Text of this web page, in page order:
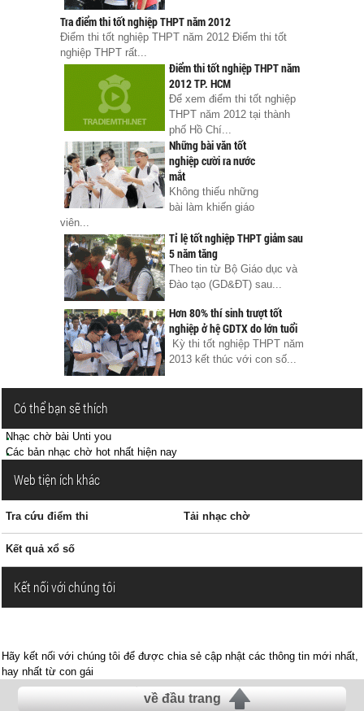
Tra điểm thi tốt nghiệp THPT năm 2012
Điểm thi tốt nghiệp THPT năm 2012 Điểm thi tốt
nghiệp THPT rất...
Điểm thi tốt nghiệp THPT năm
2012 TP. HCM
Để xem điểm thi tốt nghiệp
THPT năm 2012 tại thành
phố Hồ Chí...
Những bài văn tốt
nghiệp cười ra nước
mắt
Không thiếu những
bài làm khiến giáo
viên...
Tỉ lệ tốt nghiệp THPT giảm sau
5 năm tăng
Theo tin từ Bộ Giáo dục và
Đào tạo (GD&ĐT) sau...
Hơn 80% thí sinh trượt tốt
nghiệp ở hệ GDTX do lớn tuổi
Kỳ thi tốt nghiệp THPT năm
2013 kết thúc với con số...
Có thể bạn sẽ thích
Nhạc chờ bài Unti you
Các bản nhạc chờ hot nhất hiện nay
Web tiện ích khác
Tra cứu điểm thi Tải nhạc chờ
Kết quả xổ số
Kết nối với chúng tôi
Hãy kết nối với chúng tôi để được chia sẻ cập nhật các thông tin mới nhất,
hay nhất từ con gái
về đầu trang